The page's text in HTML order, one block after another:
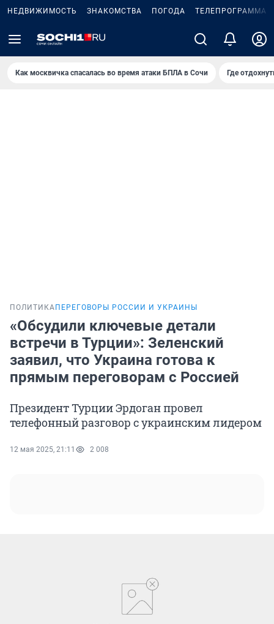
НЕДВИЖИМОСТЬ ЗНАКОМСТВА ПОГОДА ТЕЛЕПРОГРАММА
Как москвичка спасалась во время атаки БПЛА в Сочи Где
ПОЛИТИКА ПЕРЕГОВОРЫ РОССИИ И УКРАИНЫ
«Обсудили ключевые детали
встречи в Турции»: Зеленский
заявил, что Украина готова к
прямым переговорам с Россией
Президент Турции Эрдоган провел
телефонный разговор с украинским лидером
12 мая 2025, 21:11 2 008